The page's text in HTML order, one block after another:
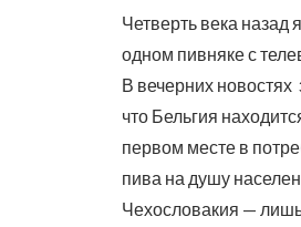
Четверть века назад
одном пивняке с
В вечерних новостях
что Бельгия
первом месте в
пива на душу
Чехословакия —